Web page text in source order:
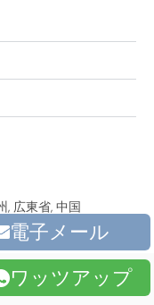
, 広東省, 中国
司, 株式会社. 無断転載
電子メール
ワッツアップ